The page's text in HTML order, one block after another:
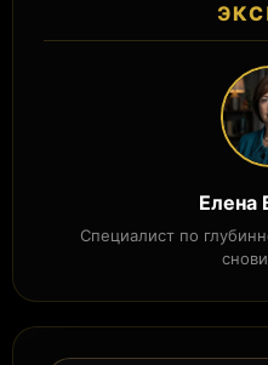
Елена
Специалист по